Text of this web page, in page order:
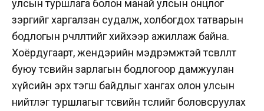
улсын туршлага болон манай улсын онцлог
зэргийг харгалзан судалж, холбогдох татварын
бодлогын өөрчлөлтийг хийхээр ажиллаж байна.
Хоёрдугаарт, жендэрийн мэдрэмжтэй төсөвлөлт
буюу төсвийн зарлагын бодлогоор дамжуулан
хүйсийн эрх тэгш байдлыг хангах олон улсын
нийтлэг туршлагыг төсвийн төслийг боловсруулах